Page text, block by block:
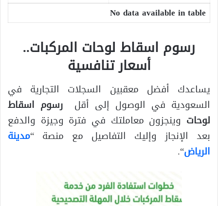
No data available in table
رسوم اسقاط لوحات المركبات..
أسعار تنافسية
يساعدك أفضل معقبين السجلات التجارية في
السعودية في الوصول إلى أقل
رسوم اسقاط
لوحات وينجزون معاملتك في فترة وجيزة والدفع
بعد الإنجاز وإليك التفاصيل مع منصة “مدينة
الرياض“.